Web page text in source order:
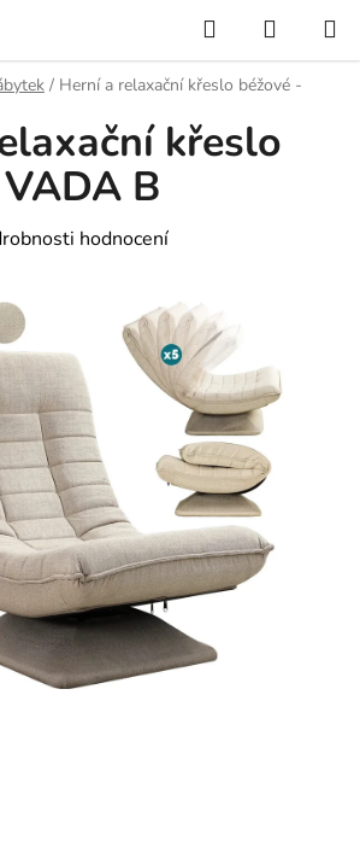
Hledat
KOŠÍK
/ Herní a relaxační křeslo béžové -
křeslo
B
hodnocení